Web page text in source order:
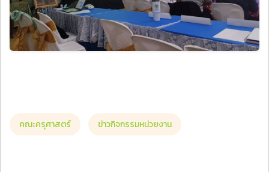
คณะครุศาสตร์ ข่าวกิจกรรมหน่วยงาน